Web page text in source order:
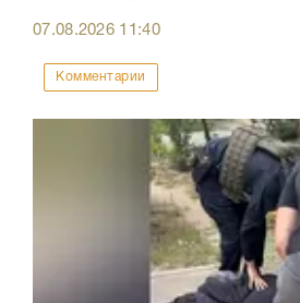
07.08.2026 11:40
Комментарии